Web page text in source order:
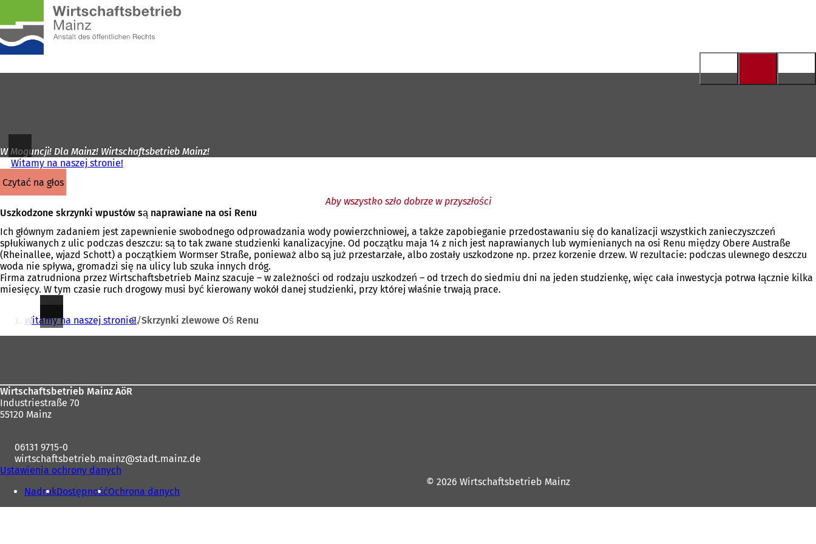
Przejdź do treści
głównej
W Moguncji! Dla Mainz! Wirtschaftsbetrieb Mainz!
Witamy na naszej stronie!
czytać na głos
Aby wszystko szło dobrze w przyszłości
Uszkodzone skrzynki wpustów są naprawiane na osi Renu
Ich głównym zadaniem jest zapewnienie swobodnego odprowadzania wody powierzchniowej, a także zapobieganie przedostawaniu się do kanalizacji wszystkich zanieczyszczeń
spłukiwanych z ulic podczas deszczu: są to tak zwane studzienki kanalizacyjne. Od początku maja 14 z nich jest naprawianych lub wymienianych na osi Renu między Obere Austraße
(Rheinallee, wjazd Schott) a początkiem Wormser Straße, ponieważ albo są już przestarzałe, albo zostały uszkodzone np. przez korzenie drzew. W rezultacie: podczas ulewnego deszczu
woda nie spływa, gromadzi się na ulicy lub szuka innych dróg.
Firma zatrudniona przez Wirtschaftsbetrieb Mainz szacuje – w zależności od rodzaju uszkodzeń – od trzech do siedmiu dni na jeden studzienkę, więc cała inwestycja potrwa łącznie kilka
miesięcy. W tym czasie ruch drogowy musi być kierowany wokół danej studzienki, przy której właśnie trwają prace.
Jesteś
tutaj:
Witamy na naszej stronie! Skrzynki zlewowe Oś Renu
Wirtschaftsbetrieb Mainz AöR
Industriestraße 70
55120 Mainz
06131 9715-0
wirtschaftsbetrieb.mainz
stadt.mainz de
Ustawienia ochrony danych
NadrukDostępnośćOchrona danych
© 2026 Wirtschaftsbetrieb Mainz